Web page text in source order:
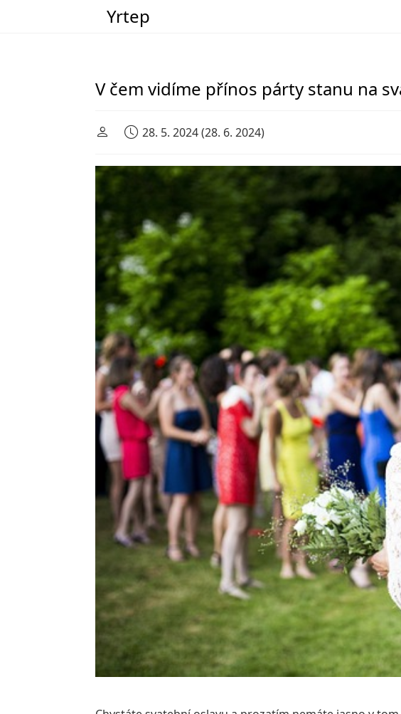
Main Navigation
Yrtep
V čem vidíme přínos párty stanu na
28. 5. 2024(28. 6. 2024)